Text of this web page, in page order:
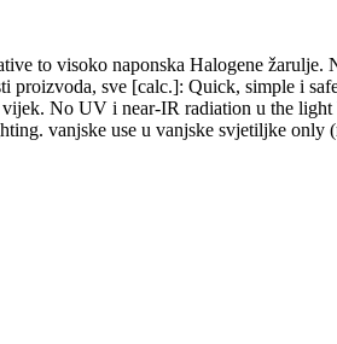
to visoko naponska Halogene žarulje.
sve [calc.]: Quick, simple i
No UV i near-IR radiation u the
vanjske use u vanjske svjetiljke only